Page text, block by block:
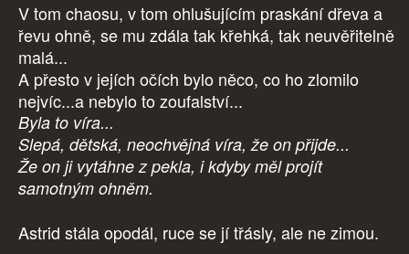
V tom chaosu, v tom ohlušujícím praskání dřeva a
řevu ohně, se mu zdála tak křehká, tak neuvěřitelně
malá...
A přesto v jejích očích bylo něco, co ho zlomilo
nejvíc...a nebylo to zoufalství...
Byla to víra...
Slepá, dětská, neochvějná víra, že on přijde...
Že on ji vytáhne z pekla, i kdyby měl projít
samotným ohněm.
Astrid stála opodál, ruce se jí třásly, ale ne zimou.